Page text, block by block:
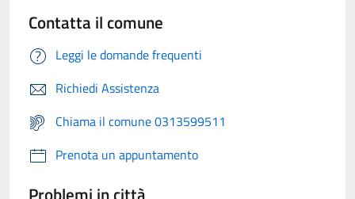
Contatta il comune
Leggi le domande frequenti
Richiedi Assistenza
Chiama il comune 0313599511
Prenota un appuntamento